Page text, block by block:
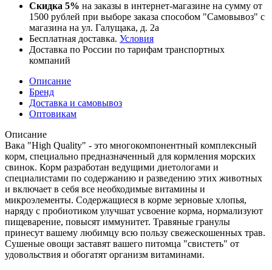
Скидка 5% на заказы в интернет-магазине на сумму от
1500 рублей при выборе заказа способом "Самовывоз" с
магазина на ул. Галущака, д. 2а
Бесплатная доставка. Условия
Доставка по России по тарифам транспортных
компаний
Описание
Бренд
Доставка и самовывоз
Оптовикам
Описание
Вака "High Quality" - это многокомпонентный комплексный
корм, специально предназначенный для кормления морских
свинок. Корм разработан ведущими диетологами и
специалистами по содержанию и разведению этих животных
и включает в себя все необходимые витамины и
микроэлементы. Содержащиеся в корме зерновые хлопья,
наряду с пробиотиком улучшат усвоение корма, нормализуют
пищеварение, повысят иммунитет. Травяные гранулы
принесут вашему любимцу всю пользу свежескошенных трав.
Сушеные овощи заставят вашего питомца "свистеть" от
удовольствия и обогатят организм витаминами.